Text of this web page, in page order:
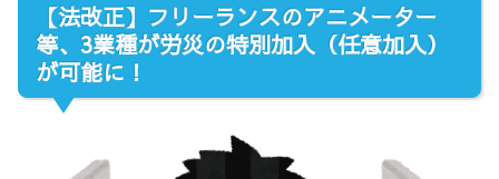
【法改正】フリーランスのアニメーター
等、3業種が労災の特別加入（任意加入）
が可能に！